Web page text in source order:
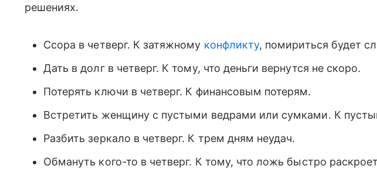
решениях.
Ссора в четверг. К затяжному конфликту, помириться будет
Дать в долг в четверг. К тому, что деньги вернутся не скоро.
Потерять ключи в четверг. К финансовым потерям.
Встретить женщину с пустыми ведрами или сумками. К
Разбить зеркало в четверг. К трем дням неудач.
Обмануть кого-то в четверг. К тому, что ложь быстро